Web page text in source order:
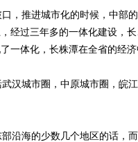
，推进城市化的时候，中部
经过三年多的一体化建设，
一体化，长株潭在全省的经济
汉城市圈，中原城市圈，皖
沿海的少数几个地区的话，